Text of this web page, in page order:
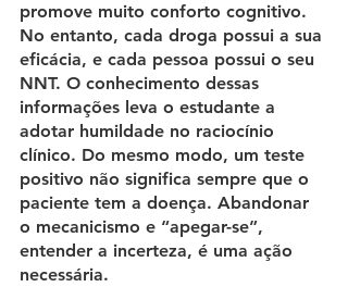
promove muito conforto cognitivo.
No entanto, cada droga possui a sua
eficácia, e cada pessoa possui o seu
NNT. O conhecimento dessas
informações leva o estudante a
adotar humildade no raciocínio
clínico. Do mesmo modo, um teste
positivo não significa sempre que o
paciente tem a doença. Abandonar
o mecanicismo e “apegar-se”,
entender a incerteza, é uma ação
necessária.